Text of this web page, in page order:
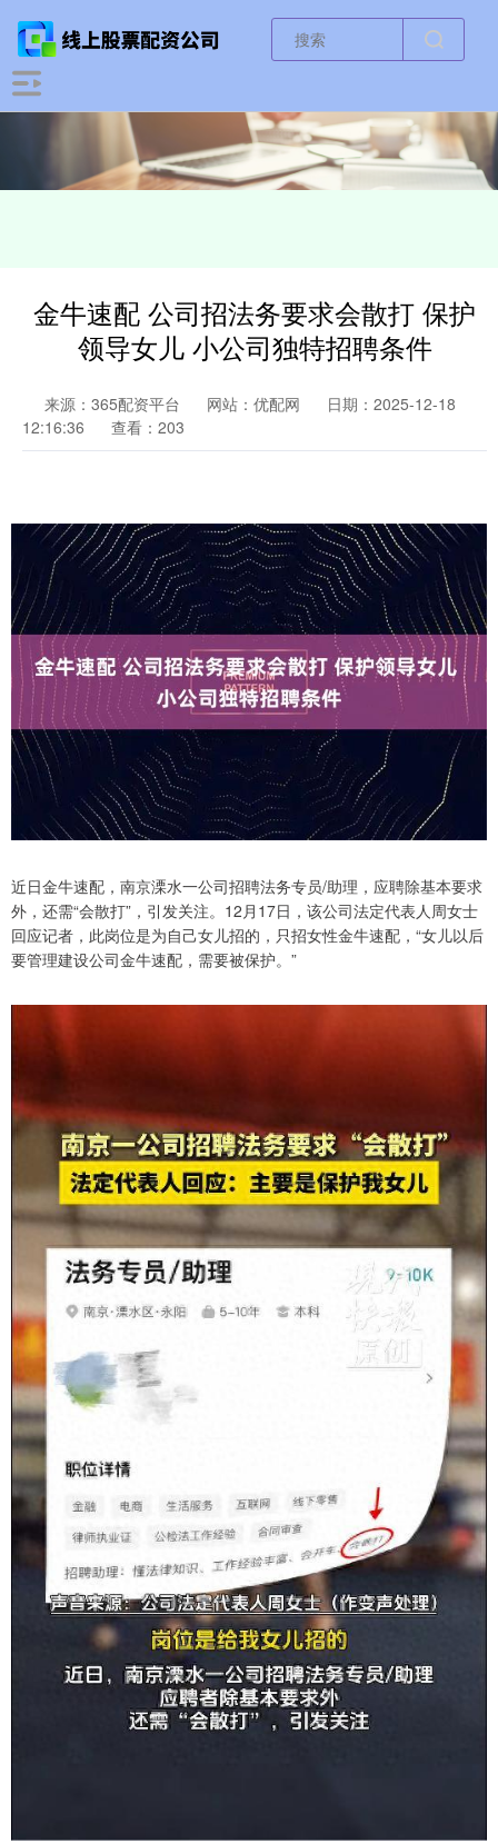
金牛速配 公司招法务要求会散打 保护
领导女儿 小公司独特招聘条件
来源：365配资平台 网站：优配网
日期：2025-12-18
12:16:36
查看：203
近日金牛速配，南京溧水一公司招聘法务专员/助理，应聘除基本要求
外，还需“会散打”，引发关注。12月17日，该公司法定代表人周女士
回应记者，此岗位是为自己女儿招的，只招女性金牛速配，“女儿以后
要管理建设公司金牛速配，需要被保护。”